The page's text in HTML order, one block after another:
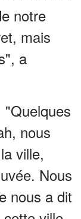
notre
mais
a
nous
ville,
Nous
nous a dit